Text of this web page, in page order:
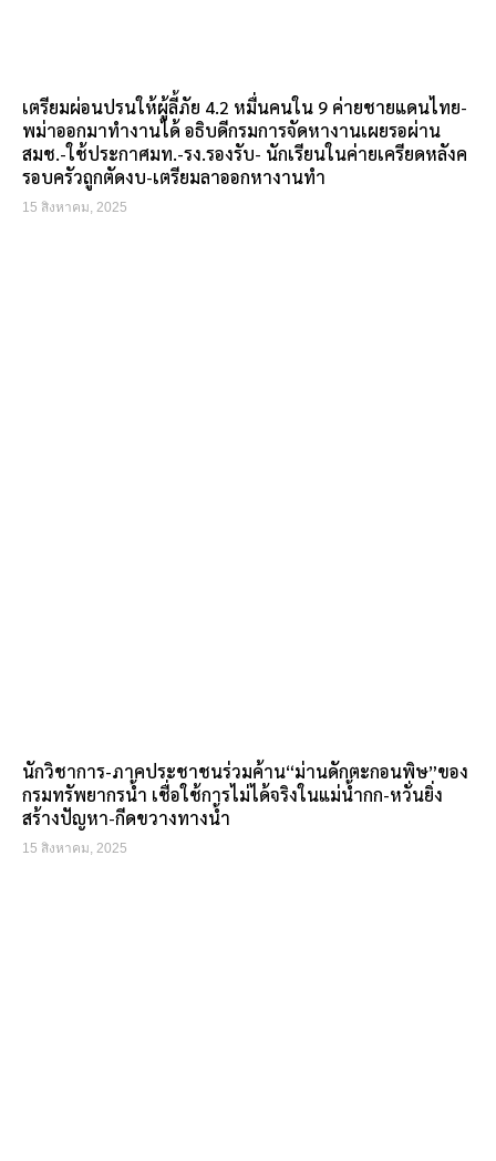
เตรียมผ่อนปรนให้ผู้ลี้ภัย 4.2 หมื่นคนใน 9 ค่ายชายแดนไทย-
พม่าออกมาทำงานได้ อธิบดีกรมการจัดหางานเผยรอผ่าน
สมช.-ใช้ประกาศมท.-รง.รองรับ- นักเรียนในค่ายเครียดหลังค
รอบครัวถูกตัดงบ-เตรียมลาออกหางานทำ
15 สิงหาคม, 2025
นักวิชาการ-ภาคประชาชนร่วมค้าน“ม่านดักตะกอนพิษ”ของ
กรมทรัพยากรน้ำ เชื่อใช้การไม่ได้จริงในแม่น้ำกก-หวั่นยิ่ง
สร้างปัญหา-กีดขวางทางน้ำ
15 สิงหาคม, 2025